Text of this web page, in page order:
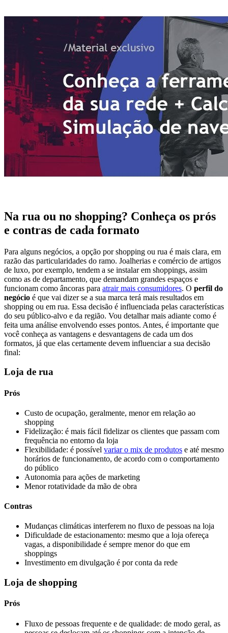
Na rua ou no shopping? Conheça os prós
e contras de cada formato
Para alguns negócios, a opção por shopping ou rua é mais clara, em
razão das particularidades do ramo. Joalherias e comércio de artigos
de luxo, por exemplo, tendem a se instalar em shoppings, assim
como as de departamento, que demandam grandes espaços e
funcionam como âncoras para atrair mais consumidores. O perfil do
negócio é que vai dizer se a sua marca terá mais resultados em
shopping ou em rua. Essa decisão é influenciada pelas características
do seu público-alvo e da região. Vou detalhar mais adiante como é
feita uma análise envolvendo esses pontos. Antes, é importante que
você conheça as vantagens e desvantagens de cada um dos
formatos, já que elas certamente devem influenciar a sua decisão
final:
Loja de rua
Prós
Custo de ocupação, geralmente, menor em relação ao
shopping
Fidelização: é mais fácil fidelizar os clientes que passam com
frequência no entorno da loja
Flexibilidade: é possível variar o mix de produtos e até mesmo
horários de funcionamento, de acordo com o comportamento
do público
Autonomia para ações de marketing
Menor rotatividade da mão de obra
Contras
Mudanças climáticas interferem no fluxo de pessoas na loja
Dificuldade de estacionamento: mesmo que a loja ofereça
vagas, a disponibilidade é sempre menor do que em
shoppings
Investimento em divulgação é por conta da rede
Loja de shopping
Prós
Fluxo de pessoas frequente e de qualidade: de modo geral, as